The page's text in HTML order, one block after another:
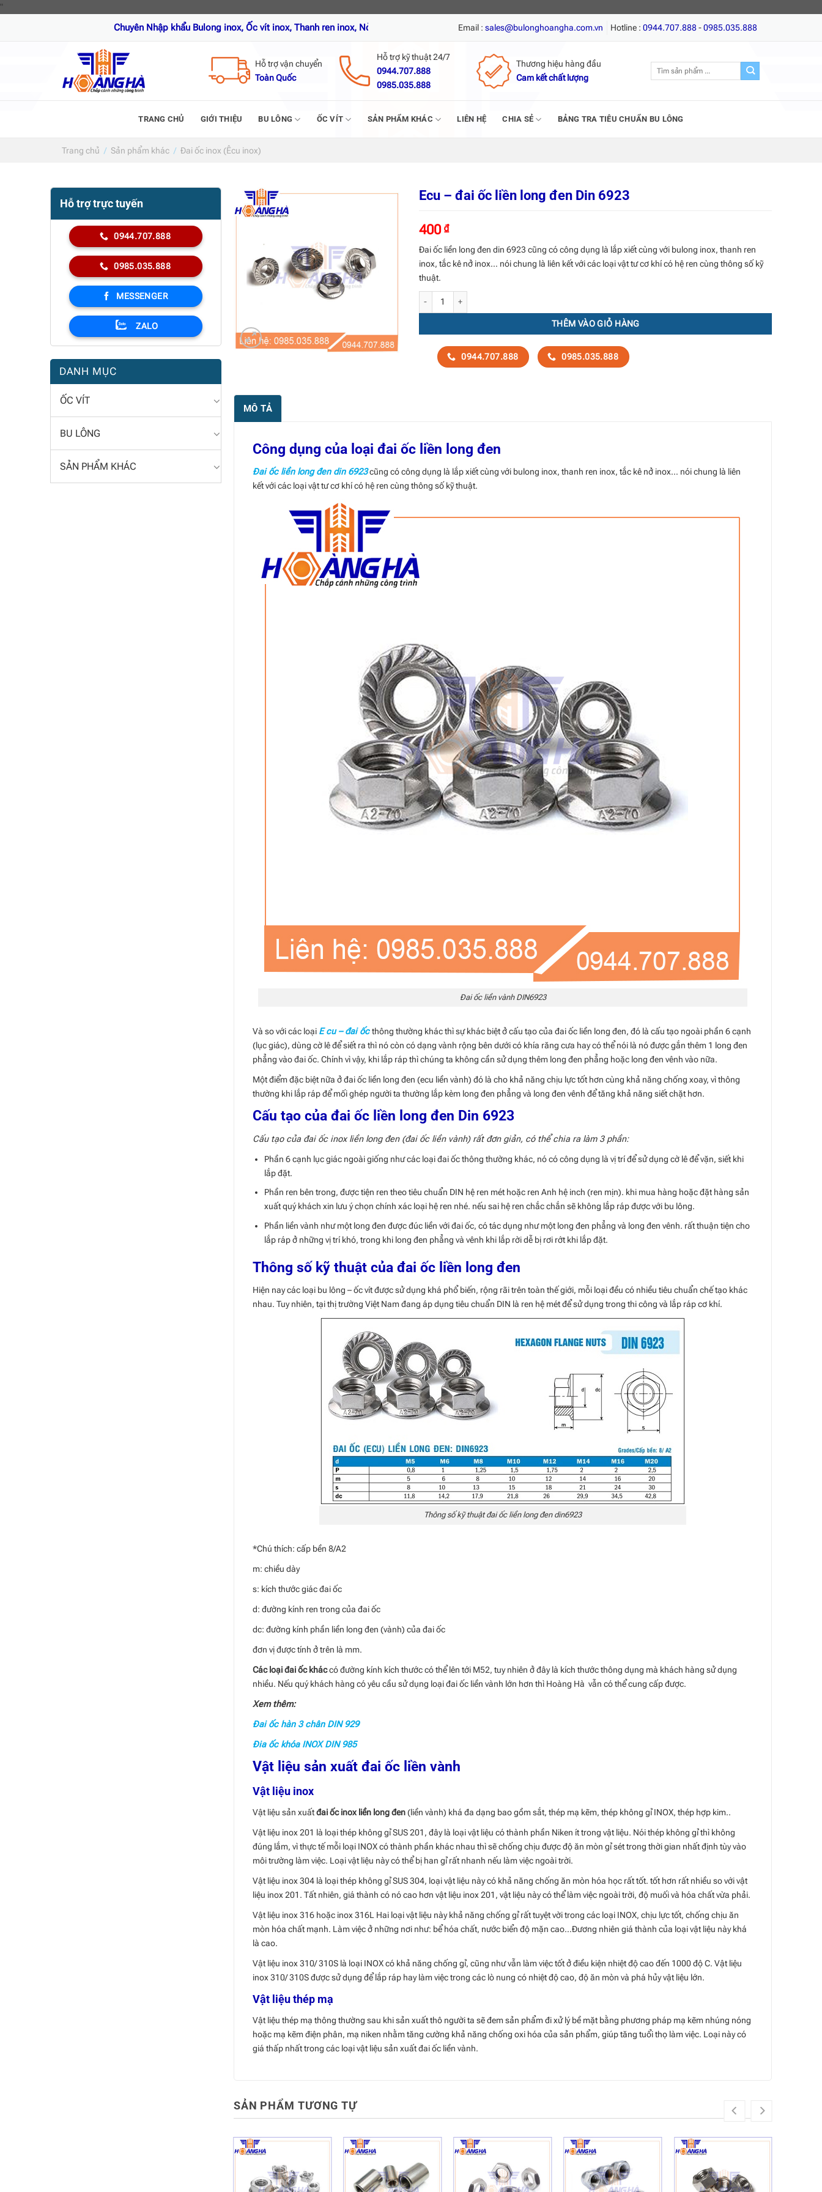
"
Chuyên Nhập khẩu Bulong inox, Ốc vít inox, Thanh ren inox, Nở đạn inox, Tắc kê nở inox, Vít tự khoan inox, Vít trí, Vít gỗ, Giá tốt nhất, Chất lượng hàng đầu!
Email : sales@bulonghoangha.com.vn Hotline : 0944.707.888-0985.035.888
Hỗ trợ vận chuyển
Toàn Quốc
Hỗ trợ kỹ thuật 24/7
0944.707.888
0985.035.888
Thương hiệu hàng đầu
Cam kết chất lượng
Tìm
TRANG CHỦ GIỚI THIỆU BU LÔNG ỐC VÍT SẢN PHẨM KHÁC LIÊN HỆ CHIA SẺ BẢNG TRA TIÊU CHUẨN BU LÔNG
Trang chủ / Sản phẩm khác / Đai ốc inox (Êcu inox)
Hỗ trợ trực tuyến
0944.707.888
0985.035.888
MESSENGER
ZALO
DANH MỤC
ỐC VÍT
BU LÔNG
SẢN PHẨM KHÁC
Ecu – đai ốc liền long đen Din 6923
400₫
Đai ốc liền long đen din 6923 cũng có công dụng là lắp xiết cùng với bulong inox, thanh ren
inox, tắc kê nở inox… nói chung là liên kết với các loại vật tư cơ khí có hệ ren cùng thông số kỹ
thuật.
THÊM VÀO GIỎ HÀNG
0944.707.888 0985.035.888
MÔ TẢ
Công dụng của loại đai ốc liền long đen
Đai ốc liền long đen din 6923cũng có công dụng là lắp xiết cùng với bulong inox, thanh ren inox, tắc kê nở inox… nói chung là liên
kết với các loại vật tư cơ khí có hệ ren cùng thông số kỹ thuật.
Đai ốc liền vành DIN6923
Và so với các loại E cu – đai ốc thông thường khác thì sự khác biệt ở cấu tạo của đai ốc liền long đen, đó là cấu tạo ngoài phần 6 cạnh
(lục giác), dùng cờ lê để siết ra thì nó còn có dạng vành rộng bên dưới có khía răng cưa hay có thể nói là nó được gắn thêm 1 long đen
phẳng vào đai ốc. Chính vì vậy, khi lắp ráp thì chúng ta không cần sử dụng thêm long đen phẳng hoặc long đen vênh vào nữa.
Một điểm đặc biệt nữa ở đai ốc liền long đen (ecu liền vành) đó là cho khả năng chịu lực tốt hơn cùng khả năng chống xoay, vì thông
thường khi lắp ráp để mối ghép người ta thường lắp kèm long đen phẳng và long đen vênh để tăng khả năng siết chặt hơn.
Cấu tạo của đai ốc liền long đen Din 6923
Cấu tạo của đai ốc inox liền long đen (đai ốc liền vành) rất đơn giản, có thể chia ra làm 3 phần:
Phần 6 cạnh lục giác ngoài giống như các loại đai ốc thông thường khác, nó có công dụng là vị trí để sử dụng cờ lê để vặn, siết khi
lắp đặt.
Phần ren bên trong, được tiện ren theo tiêu chuẩn DIN hệ ren mét hoặc ren Anh hệ inch (ren mịn). khi mua hàng hoặc đặt hàng sản
xuất quý khách xin lưu ý chọn chính xác loại hệ ren nhé. nếu sai hệ ren chắc chắn sẽ không lắp ráp được với bu lông.
Phần liền vành như một long đen được đúc liền với đai ốc, có tác dụng như một long đen phẳng và long đen vênh. rất thuận tiện cho
lắp ráp ở những vị trí khó, trong khi long đen phẳng và vênh khi lắp rời dễ bị rơi rớt khi lắp đặt.
Thông số kỹ thuật của đai ốc liền long đen
Hiện nay các loại bu lông – ốc vít được sử dụng khá phổ biến, rộng rãi trên toàn thế giới, mỗi loại đều có nhiều tiêu chuẩn chế tạo khác
nhau. Tuy nhiên, tại thị trường Việt Nam đang áp dụng tiêu chuẩn DIN là ren hệ mét để sử dụng trong thi công và lắp ráp cơ khí.
Thông số kỹ thuật đai ốc liền long đen din6923
*Chú thích: cấp bền 8/A2
m: chiều dày
s: kích thước giác đai ốc
d: đường kính ren trong của đai ốc
dc: đường kính phần liền long đen (vành) của đai ốc
đơn vị được tính ở trên là mm.
Các loại đai ốc kháccó đường kính kích thước có thể lên tới M52, tuy nhiên ở đây là kích thước thông dụng mà khách hàng sử dụng
nhiều. Nếu quý khách hàng có yêu cầu sử dụng loại đai ốc liền vành lớn hơn thì Hoàng Hà vẫn có thể cung cấp được.
Xem thêm:
Đai ốc hàn 3 chân DIN 929
Đia ốc khóa INOX DIN 985
Vật liệu sản xuất đai ốc liền vành
Vật liệu inox
Vật liệu sản xuấtđai ốc inox liền long đen(liền vành) khá đa dạng bao gồm sắt, thép mạ kẽm, thép không gỉ INOX, thép hợp kim..
Vật liệu inox 201 là loại thép không gỉ SUS 201, đây là loại vật liệu có thành phần Niken ít trong vật liệu. Nói thép không gỉ thì không
đúng lắm, vì thực tế mỗi loại INOX có thành phần khác nhau thì sẽ chống chịu được độ ăn mòn gỉ sét trong thời gian nhất định tùy vào
môi trường làm việc. Loại vật liệu này có thể bị han gỉ rất nhanh nếu làm việc ngoài trời.
Vật liệu inox 304 là loại thép không gỉ SUS 304, loại vật liệu này có khả năng chống ăn mòn hóa học rất tốt. tốt hơn rất nhiều so với vật
liệu inox 201. Tất nhiên, giá thành có nó cao hơn vật liệu inox 201, vật liệu này có thể làm việc ngoài trời, độ muối và hóa chất vừa phải.
Vật liệu inox 316 hoặc inox 316L Hai loại vật liệu này khả năng chống gỉ rất tuyệt vời trong các loại INOX, chịu lực tốt, chống chịu ăn
mòn hóa chất mạnh. Làm việc ở những nơi như: bể hóa chất, nước biển độ mặn cao…Đương nhiên giá thành của loại vật liệu này khá
là cao.
Vật liệu inox 310/ 310S là loại INOX có khả năng chống gỉ, cũng như vẫn làm việc tốt ở điều kiện nhiệt độ cao đến 1000 độ C. Vật liệu
inox 310/ 310S được sử dụng để lắp ráp hay làm việc trong các lò nung có nhiệt độ cao, độ ăn mòn và phá hủy vật liệu lớn.
Vật liệu thép mạ
Vật liệu thép mạ thông thường sau khi sản xuất thô người ta sẽ đem sản phẩm đi xử lý bề mặt bằng phương pháp mạ kẽm nhúng nóng
hoặc mạ kẽm điện phân, mạ niken nhằm tăng cường khả năng chống oxi hóa của sản phẩm, giúp tăng tuổi thọ làm việc. Loại này có
giá thấp nhất trong các loại vật liệu sản xuất đai ốc liền vành.
SẢN PHẨM TƯƠNG TỰ